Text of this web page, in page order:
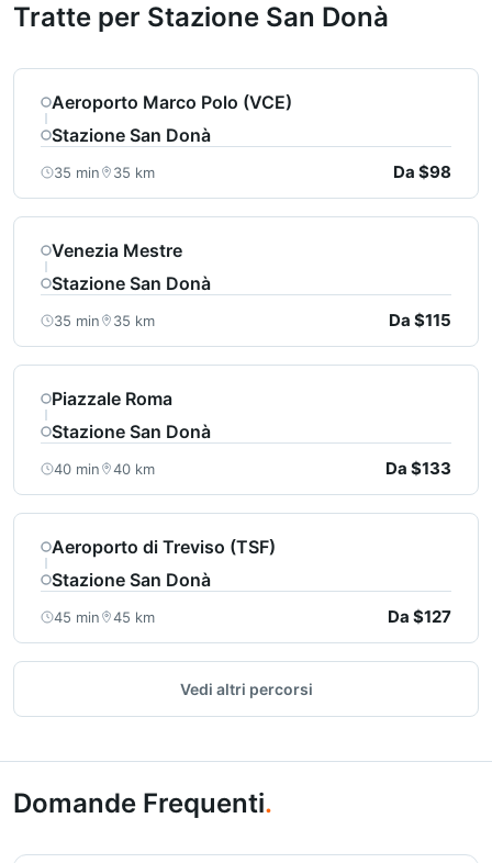
Tratte per Stazione San Donà
Aeroporto Marco Polo (VCE)
Stazione San Donà
35 min 35 km Da $98
Venezia Mestre
Stazione San Donà
35 min 35 km Da $115
Piazzale Roma
Stazione San Donà
40 min 40 km Da $133
Aeroporto di Treviso (TSF)
Stazione San Donà
45 min 45 km Da $127
Vedi altri percorsi
Domande Frequenti.